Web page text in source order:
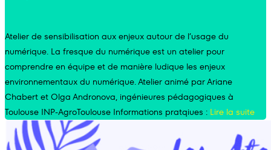
Atelier de sensibilisation aux enjeux autour de l’usage du
numérique. La fresque du numérique est un atelier pour
comprendre en équipe et de manière ludique les enjeux
environnementaux du numérique. Atelier animé par Ariane
Chabert et Olga Andronova, ingénieures pédagogiques à
Toulouse INP-AgroToulouse Informations pratqiues : Lire la suite